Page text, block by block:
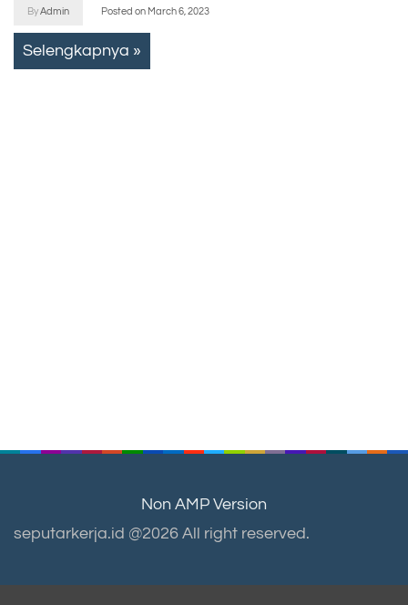
ByAdmin Posted on March 6, 2023
Selengkapnya »
Non AMP Version
seputarkerja.id @2026 All right reserved.